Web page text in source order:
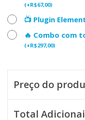
(+R$67,00)
📺 Plugin
🔥 Combo com
(+R$297,00)
Preço do
Total